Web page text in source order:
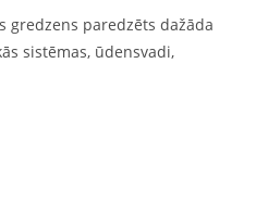
gredzens paredzēts dažāda
sistēmas, ūdensvadi,